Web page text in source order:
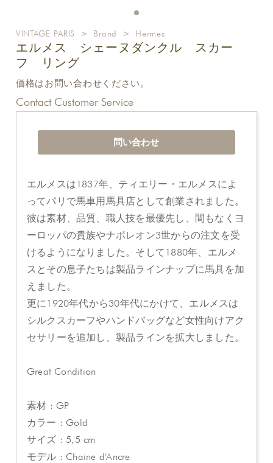
VINTAGE PARIS > Brand > Hermes
エルメス シェーヌダンクル スカー
フ リング
価格はお問い合わせください。
Contact Customer Service
問い合わせ
エルメスは1837年、ティエリー・エルメスによ
ってパリで馬車用馬具店として創業されました。
彼は素材、品質、職人技を最優先し、間もなくヨ
ーロッパの貴族やナポレオン3世からの注文を受
けるようになりました。そして1880年、エルメ
スとその息子たちは製品ラインナップに馬具を加
えました。
更に1920年代から30年代にかけて、エルメスは
シルクスカーフやハンドバッグなど女性向けアク
セサリーを追加し、製品ラインを拡大しました。
Great Condition
素材 : GP
カラー : Gold
サイズ : 5,5 cm
モデル : Chaine d'Ancre